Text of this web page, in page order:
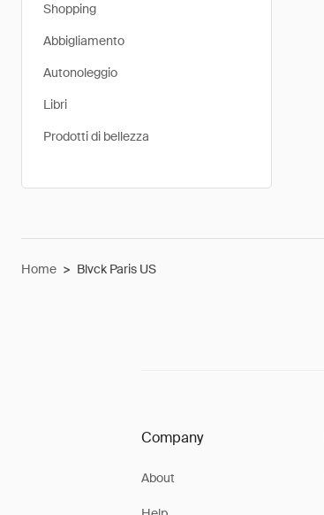
Shopping
Abbigliamento
Autonoleggio
Libri
Prodotti di bellezza
Home > Blvck Paris US
Company
About